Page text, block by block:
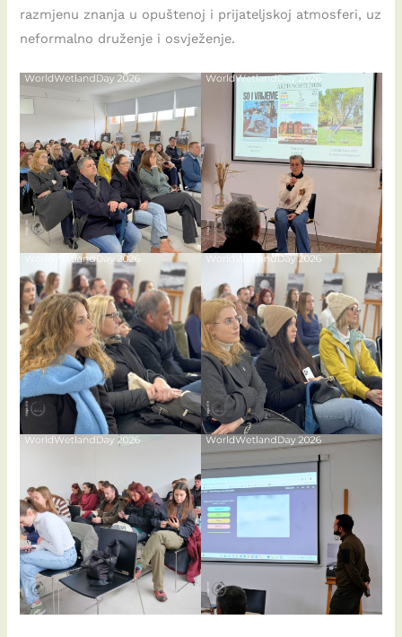
razmjenu znanja u opuštenoj i prijateljskoj atmosferi, uz
neformalno druženje i osvježenje.